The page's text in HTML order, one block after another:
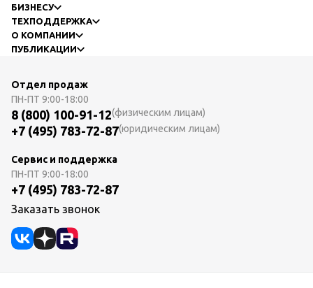
БИЗНЕСУ
ТЕХПОДДЕРЖКА
О КОМПАНИИ
ПУБЛИКАЦИИ
Отдел продаж
ПН-ПТ 9:00-18:00
8 (800) 100-91-12(физическим лицам)
+7 (495) 783-72-87(юридическим лицам)
Сервис и поддержка
ПН-ПТ 9:00-18:00
+7 (495) 783-72-87
Заказать звонок